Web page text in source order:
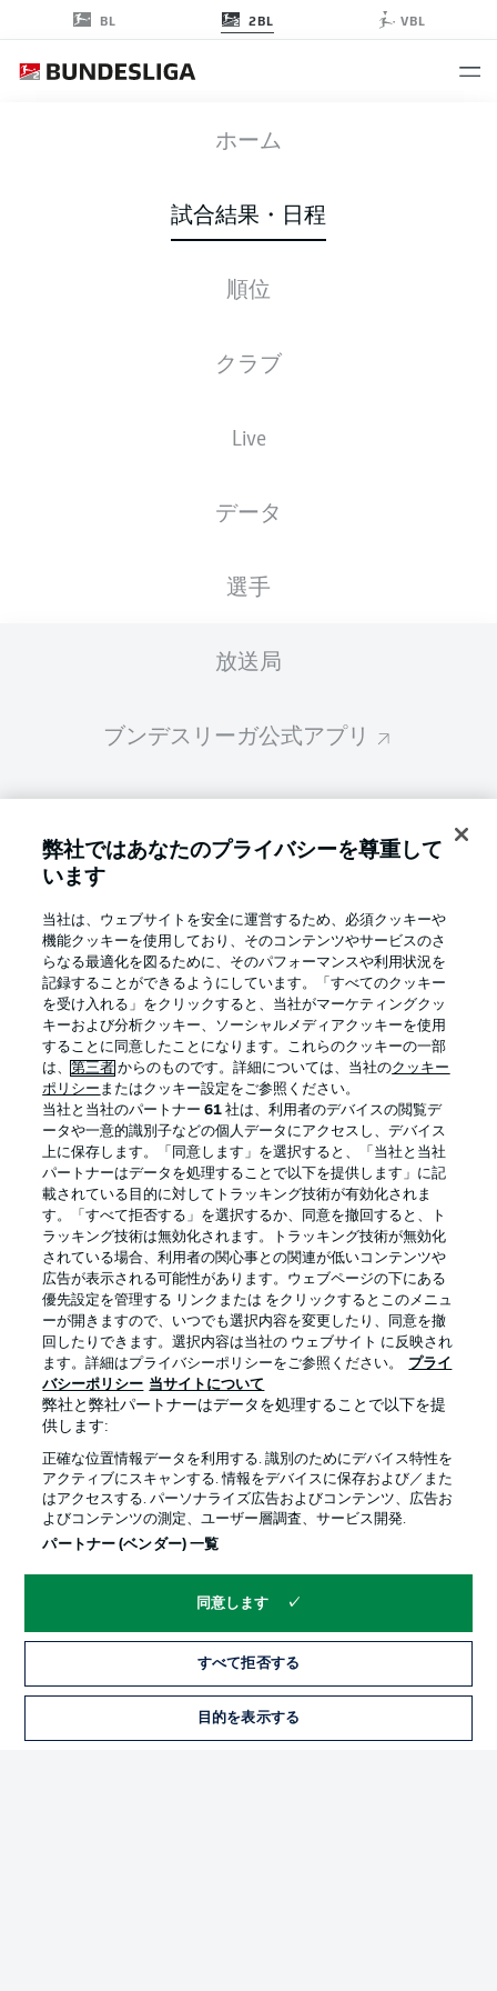
BL 2BL VBL
ホーム
試合結果・日程
順位
クラブ
Live
データ
選手
放送局
ブンデスリーガ公式アプリ
ファンタジー・マネジャー
言語をお選びください
日本語 Display Mode
ログイン
SGD EBS
スターティングメンバー
スターティングメンバーは試合開始の 60分前
Football as it's meant to be
BUNDESLIGA APP
Official Partners
プライバシー・ポリシー 優先設定を管理する
弊社ではあなたのプライバシーを尊重して
います
当社は、ウェブサイトを安全に運営するため、必須クッキーや
機能クッキーを使用しており、そのコンテンツやサービスのさ
らなる最適化を図るために、そのパフォーマンスや利用状況を
記録することができるようにしています。「すべてのクッキー
を受け入れる」をクリックすると、当社がマーケティングクッ
キーおよび分析クッキー、ソーシャルメディアクッキーを使用
することに同意したことになります。これらのクッキーの一部
は、第三者 からのものです。詳細については、当社のクッキー
ポリシー またはクッキー設定をご参照ください。
当社と当社のパートナー61 社は、利用者のデバイスの閲覧デ
ータや一意的識別子などの個人データにアクセスし、デバイス
上に保存します。「同意します」を選択すると、「当社と当社
パートナーはデータを処理することで以下を提供します」に記
載されている目的に対してトラッキング技術が有効化されま
す。「すべて拒否する」を選択するか、同意を撤回すると、ト
ラッキング技術は無効化されます。トラッキング技術が無効化
されている場合、利用者の関心事との関連が低いコンテンツや
広告が表示される可能性があります。ウェブページの下にある
優先設定を管理する リンクまたは をクリックするとこのメニュ
ーが開きますので、いつでも選択内容を変更したり、同意を撤
回したりできます。選択内容は当社の ウェブサイト に反映され
ます。詳細はプライバシーポリシーをご参照ください。
プライ
バシーポリシー 当サイトについて
弊社と弊社パートナーはデータを処理することで以下を提
供します:
正確な位置情報データを利用する. 識別のためにデバイス特性を
アクティブにスキャンする. 情報をデバイスに保存および／また
はアクセスする. パーソナライズ広告およびコンテンツ、広告お
よびコンテンツの測定、ユーザー層調査、サービス開発.
パートナー (ベンダー) 一覧
同意します
すべて拒否する
目的を表示する